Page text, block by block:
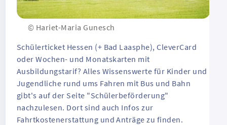
© Hariet-Maria Gunesch
Schülerticket Hessen (+ Bad Laasphe), CleverCard
oder Wochen- und Monatskarten mit
Ausbildungstarif? Alles Wissenswerte für Kinder und
Jugendliche rund ums Fahren mit Bus und Bahn
gibt's auf der Seite "Schülerbeförderung"
nachzulesen. Dort sind auch Infos zur
Fahrtkostenerstattung und Anträge zu finden.